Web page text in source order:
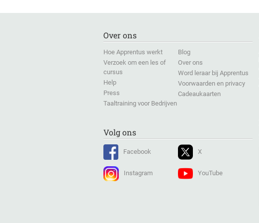
Over ons
Hoe Apprentus werkt
Verzoek om een les of
cursus
Help
Press
Taaltraining voor Bedrijven
Blog
Over ons
Word leraar bij Apprentus
Voorwaarden en privacy
Cadeaukaarten
Volg ons
Facebook
Instagram
X
YouTube